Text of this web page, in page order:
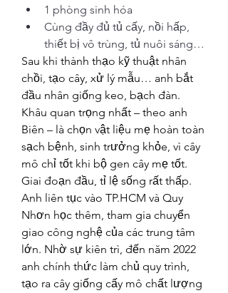
1 phòng sinh hóa
Cùng đầy đủ tủ cấy, nồi hấp,
thiết bị vô trùng, tủ nuôi sáng…
Sau khi thành thạo kỹ thuật nhân
chồi, tạo cây, xử lý mẫu… anh bắt
đầu nhân giống keo, bạch đàn.
Khâu quan trọng nhất – theo anh
Biên – là chọn vật liệu mẹ hoàn toàn
sạch bệnh, sinh trưởng khỏe, vì cây
mô chỉ tốt khi bộ gen cây mẹ tốt.
Giai đoạn đầu, tỉ lệ sống rất thấp.
Anh liên tục vào TP.HCM và Quy
Nhơn học thêm, tham gia chuyển
giao công nghệ của các trung tâm
lớn. Nhờ sự kiên trì, đến năm 2022
anh chính thức làm chủ quy trình,
tạo ra cây giống cấy mô chất lượng